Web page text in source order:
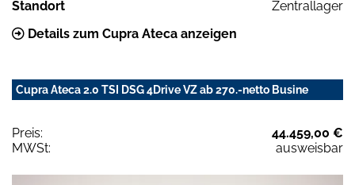
Standort
Zentrallager
Details zum Cupra Ateca anzeigen
Cupra Ateca 2.0 TSI DSG 4Drive VZ ab 270.-netto Busine
Preis:
44.459,00 €
MWSt:
ausweisbar